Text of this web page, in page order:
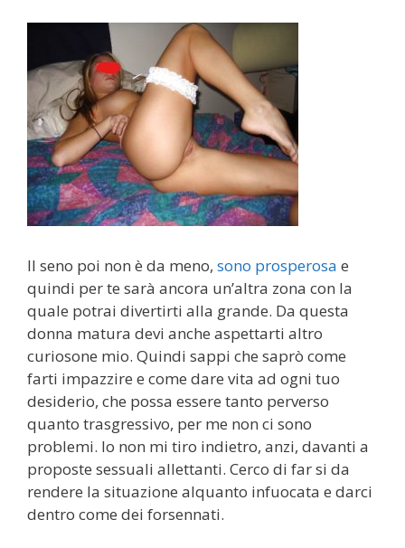
Il seno poi non è da meno, sono prosperosa e
quindi per te sarà ancora un’altra zona con la
quale potrai divertirti alla grande. Da questa
donna matura devi anche aspettarti altro
curiosone mio. Quindi sappi che saprò come
farti impazzire e come dare vita ad ogni tuo
desiderio, che possa essere tanto perverso
quanto trasgressivo, per me non ci sono
problemi. Io non mi tiro indietro, anzi, davanti a
proposte sessuali allettanti. Cerco di far si da
rendere la situazione alquanto infuocata e darci
dentro come dei forsennati.